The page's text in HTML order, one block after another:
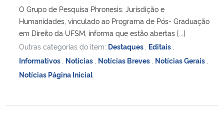
O Grupo de Pesquisa Phronesis: Jurisdição e
Humanidades, vinculado ao Programa de Pós- Graduação
em Direito da UFSM, informa que estão abertas [...]
Outras categorias do item: Destaques Editais
Informativos Notícias Notícias Breves Notícias Gerais
Notícias Página Inicial